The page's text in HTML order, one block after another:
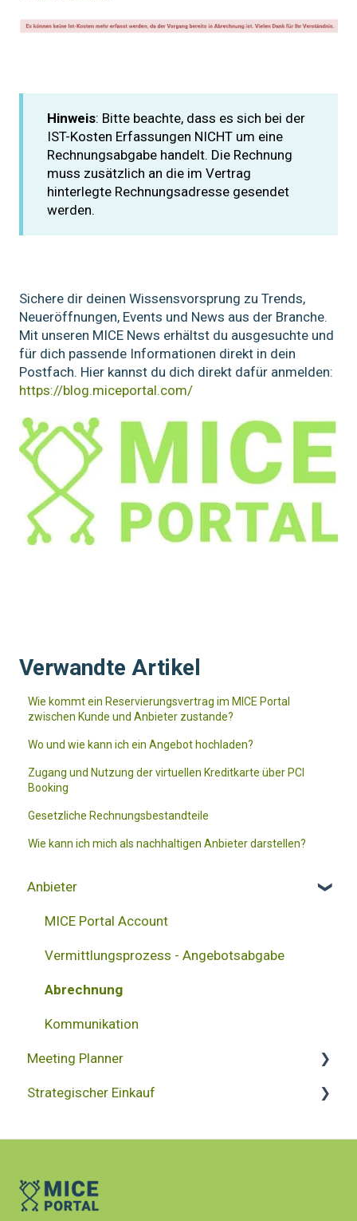
Hinweis: Bitte beachte, dass es sich bei der
IST-Kosten Erfassungen NICHT um eine
Rechnungsabgabe handelt. Die Rechnung
muss zusätzlich an die im Vertrag
hinterlegte Rechnungsadresse gesendet
werden.
Sichere dir deinen Wissensvorsprung zu Trends,
Neueröffnungen, Events und News aus der Branche.
Mit unseren MICE News erhältst du ausgesuchte und
für dich passende Informationen direkt in dein
Postfach. Hier kannst du dich direkt dafür anmelden:
https://blog.miceportal.com/
Verwandte Artikel
Wie kommt ein Reservierungsvertrag im MICE Portal
zwischen Kunde und Anbieter zustande?
Wo und wie kann ich ein Angebot hochladen?
Zugang und Nutzung der virtuellen Kreditkarte über PCI
Booking
Gesetzliche Rechnungsbestandteile
Wie kann ich mich als nachhaltigen Anbieter darstellen?
Anbieter
MICE Portal Account
Vermittlungsprozess - Angebotsabgabe
Abrechnung
Kommunikation
Meeting Planner
Projekterstellung
Datenbank
Strategischer Einkauf